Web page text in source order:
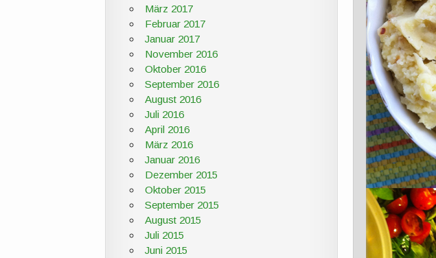
März 2017
Februar 2017
Januar 2017
November 2016
Oktober 2016
September 2016
August 2016
Juli 2016
April 2016
März 2016
Januar 2016
Dezember 2015
Oktober 2015
September 2015
August 2015
Juli 2015
Juni 2015